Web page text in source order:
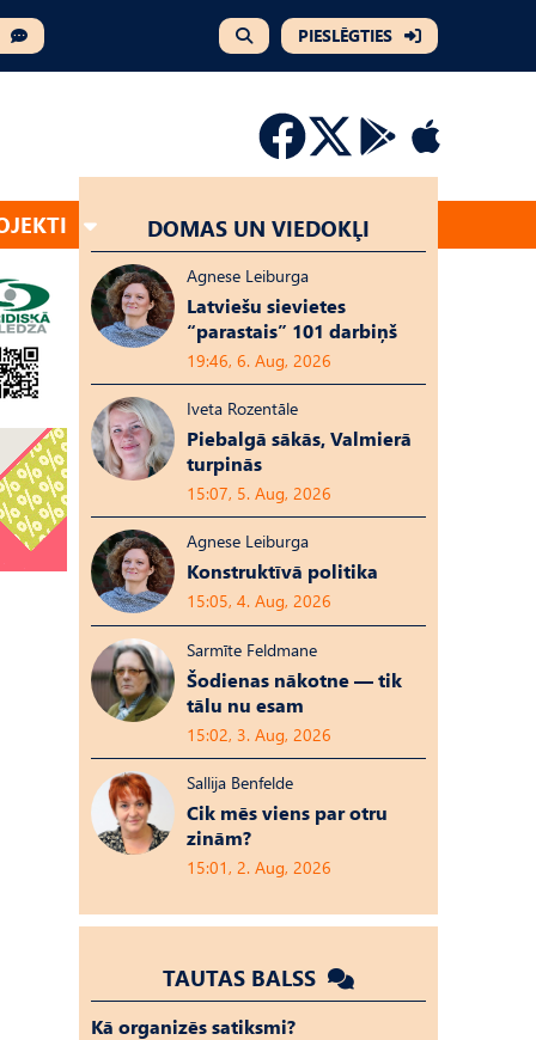
PIESLĒGTIES
DOMAS UN VIEDOKĻI
Agnese Leiburga
Latviešu sievietes
“parastais” 101 darbiņš
19:46, 6. Aug, 2026
Iveta Rozentāle
Piebalgā sākās, Valmierā
turpinās
15:07, 5. Aug, 2026
Agnese Leiburga
Konstruktīvā politika
15:05, 4. Aug, 2026
Sarmīte Feldmane
Šodienas nākotne — tik
tālu nu esam
15:02, 3. Aug, 2026
Sallija Benfelde
Cik mēs viens par otru
zinām?
15:01, 2. Aug, 2026
TAUTAS BALSS
Kā organizēs satiksmi?